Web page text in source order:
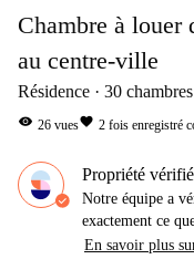
Chambre à louer
au centre-ville
Résidence 30 chambres
visibility 26 vuesfavorite 2 fois enregistré
Propriété
Notre équipe a
exactement ce
En savoir plus